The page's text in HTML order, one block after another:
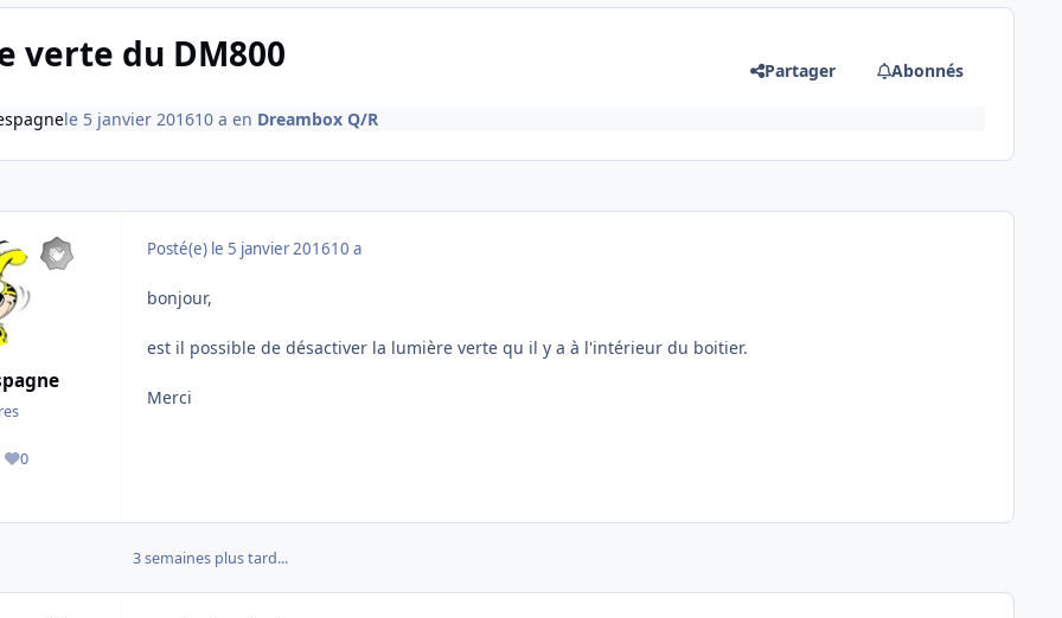
verte du DM800 Partager Abonnés
le 5 janvier 201610 a en Dreambox Q/R
0
Réputation
Posté(e) le 5 janvier 201610 a
bonjour,
est il possible de désactiver la lumière verte qu il y a à l'intérieur du boitier.
Merci
3 semaines plus tard...